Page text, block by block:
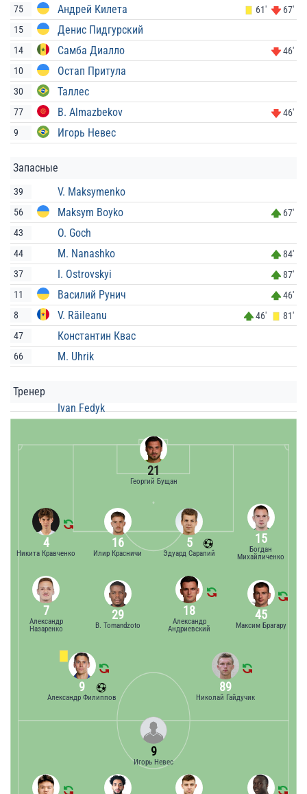
75
Андрей Килета 61'
67'
15
Денис Пидгурский
14 Самба Диалло
46'
10
Остап Притула
30 Таллес
77 B. Almazbekov
46'
9
Игорь Невес
Запасные
39 V. Maksymenko
56 Maksym Boyko
67'
43
O. Goch
44 M. Nanashko
84'
37
I. Ostrovskyi
87'
11
Василий Рунич
46'
8
V. Răileanu 46'
81'
47
Константин Квас
66 M. Uhrik
Тренер
Ivan Fedyk
21
Георгий Бущан
15
Богдан
Михайличенко
5
Эдуард Сарапий
16
Илир Красничи
4
Никита Кравченко
45
Максим Брагару
18
Александр
Андриевский
29
B. Tomandzoto
7
Александр
Назаренко
89
Николай Гайдучик
9
Александр Филиппов
9
Игорь Невес